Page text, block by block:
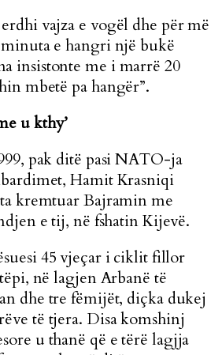
vajza e vogël dhe për më
minuta e hangri një bukë
insistonte me i marrë 20
mbetë pa hangër”.
u kthy’
pak ditë pasi NATO-ja
Hamit Krasniqi
kremtuar Bajramin me
e tij, në fshatin Kijevë.
45 vjeçar i ciklit fillor
në lagjen Arbanë të
dhe tre fëmijët, diçka dukej
të tjera. Disa komshinj
u thanë që e tërë lagjja